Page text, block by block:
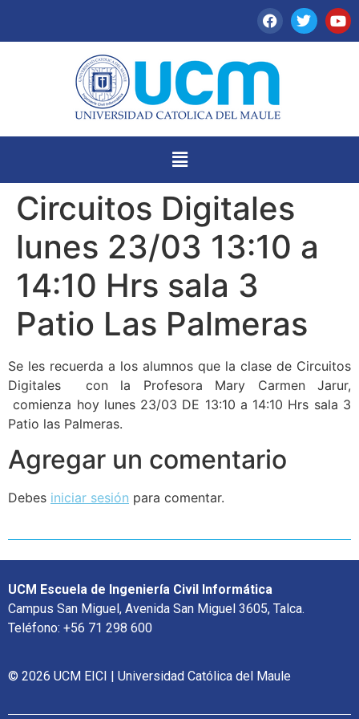
Circuitos Digitales
lunes 23/03 13:10 a
14:10 Hrs sala 3
Patio Las Palmeras
Se les recuerda a los alumnos que la clase de Circuitos
Digitales con la Profesora Mary Carmen Jarur,
comienza hoy lunes 23/03 DE 13:10 a 14:10 Hrs sala 3
Patio las Palmeras.
Agregar un comentario
Debes iniciar sesión para comentar.
UCM Escuela de Ingeniería Civil Informática
Campus San Miguel, Avenida San Miguel 3605, Talca.
Teléfono: +56 71 298 600
© 2026 UCM EICI | Universidad Católica del Maule